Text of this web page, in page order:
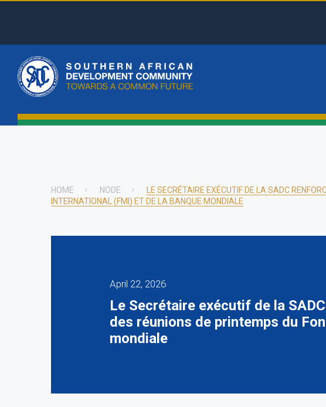
Menu
Breadcrumb
HOME NODE
LE SECRÉTAIRE EXÉCUTIF DE LA SADC
INTERNATIONAL (FMI) ET DE LA BANQUE MONDIALE
April 22, 2026
Le Secrétaire exécutif de la
des réunions de printemps du
mondiale